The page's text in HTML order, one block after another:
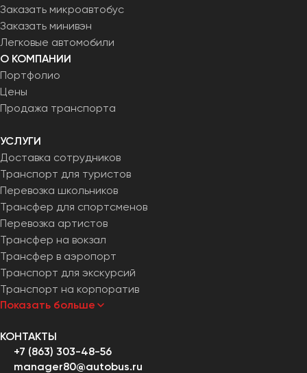
Заказать микроавтобус
Заказать минивэн
Легковые автомобили
О КОМПАНИИ
Портфолио
Цены
Продажа транспорта
УСЛУГИ
Доставка сотрудников
Транспорт для туристов
Перевозка школьников
Трансфер для спортсменов
Перевозка артистов
Трансфер на вокзал
Трансфер в аэропорт
Транспорт для экскурсий
Транспорт на корпоратив
Показать больше
КОНТАКТЫ
+7 (863) 303-48-56
manager80@autobus.ru